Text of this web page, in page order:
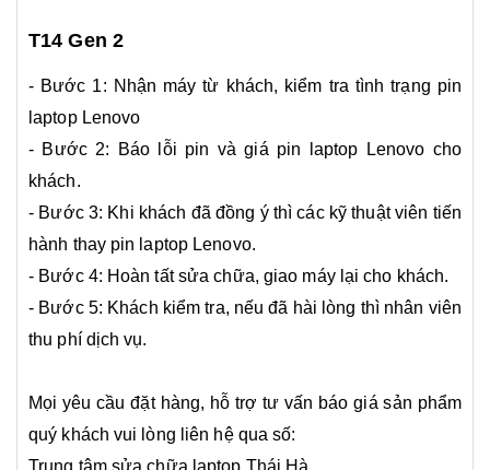
T14 Gen 2
- Bước 1: Nhận máy từ khách, kiểm tra tình trạng pin
laptop Lenovo
- Bước 2: Báo lỗi pin và giá pin laptop Lenovo cho
khách.
- Bước 3: Khi khách đã đồng ý thì các kỹ thuật viên tiến
hành thay pin laptop Lenovo.
- Bước 4: Hoàn tất sửa chữa, giao máy lại cho khách.
- Bước 5: Khách kiểm tra, nếu đã hài lòng thì nhân viên
thu phí dịch vụ.
Mọi yêu cầu đặt hàng, hỗ trợ tư vấn báo giá sản phẩm
quý khách vui lòng liên hệ qua số:
Trung tâm sửa chữa laptop Thái Hà